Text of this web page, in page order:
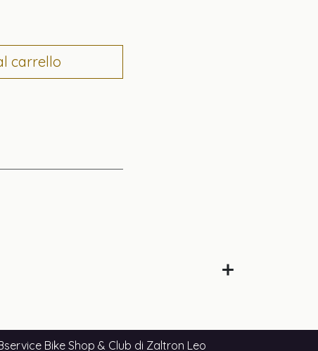
carrello
Bike Shop & Club di Zaltron Leo